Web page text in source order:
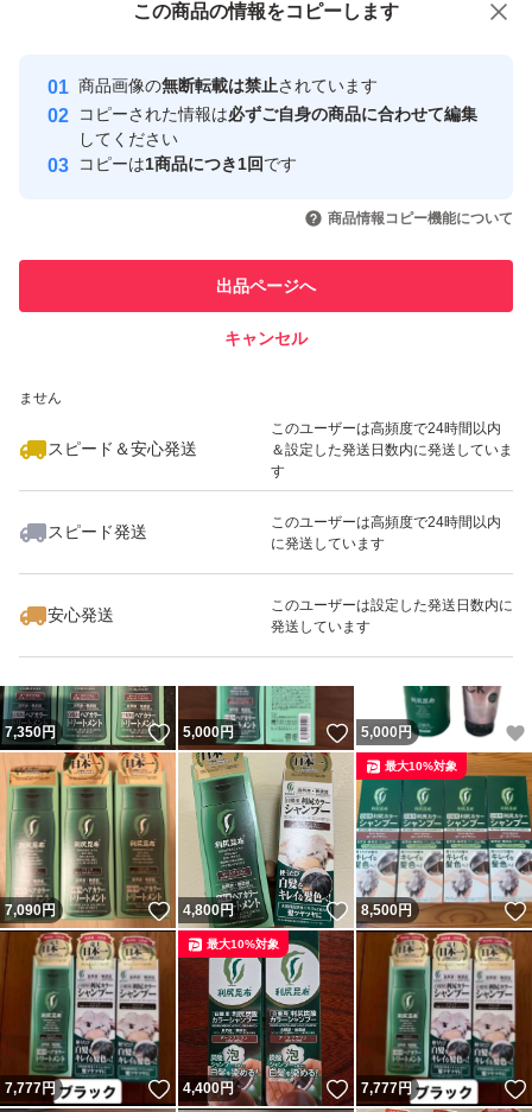
ツヤツヤにする無添加・自然派のシャンプーです。
※使い方
髪を十分に濡らし適量を手に取り泡立て髪を優しく洗いそ
Sastty 白髪用 利尻ヘアカラートリートメント 200g ブラッ
Sastty 白髪用 利尻カラーシャンプー 200ml ブラック
安心取引出品者
心・安全なユーザーです
取引実績
引を完了させた実績があります
での取引実績があります
ません
スピード＆安心発送
このユーザーは高頻度で24時間以内
＆設定した発送日数内に発送していま
す
スピード発送
このユーザーは高頻度で24時間以内
に発送しています
安心発送
このユーザーは設定した発送日数内に
発送しています
この商品の情報をコピーします
商品画像の無断転載は禁止されています
コピーされた情報は必ずご自身の商品に合わせて編集
してください
コピーは1商品につき1回です
商品情報コピー機能について
出品ページへ
キャンセル
この商品をみている人にオススメ
いいね！
7,350
7,350円 いいね！
5,000円 いいね！
5,000 円
7,090円 いいね！
4,800円 いいね！
8,500円
最大10%対象
7,777円 いいね！
4,400円 いいね！
最大10%対象
7,777円